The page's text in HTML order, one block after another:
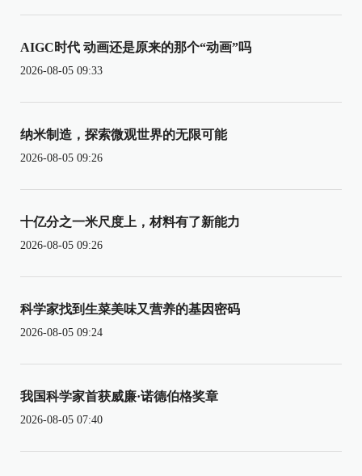
AIGC时代 动画还是原来的那个“动画”吗
2026-08-05 09:33
纳米制造，探索微观世界的无限可能
2026-08-05 09:26
十亿分之一米尺度上，材料有了新能力
2026-08-05 09:26
科学家找到生菜美味又营养的基因密码
2026-08-05 09:24
我国科学家首获威廉·诺德伯格奖章
2026-08-05 07:40